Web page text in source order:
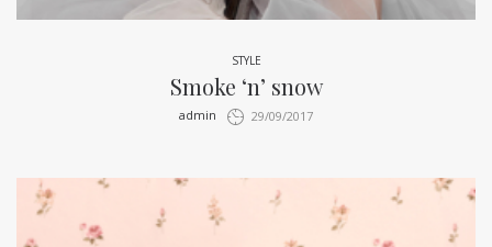
STYLE
Smoke ‘n’ snow
by
admin 29/09/2017